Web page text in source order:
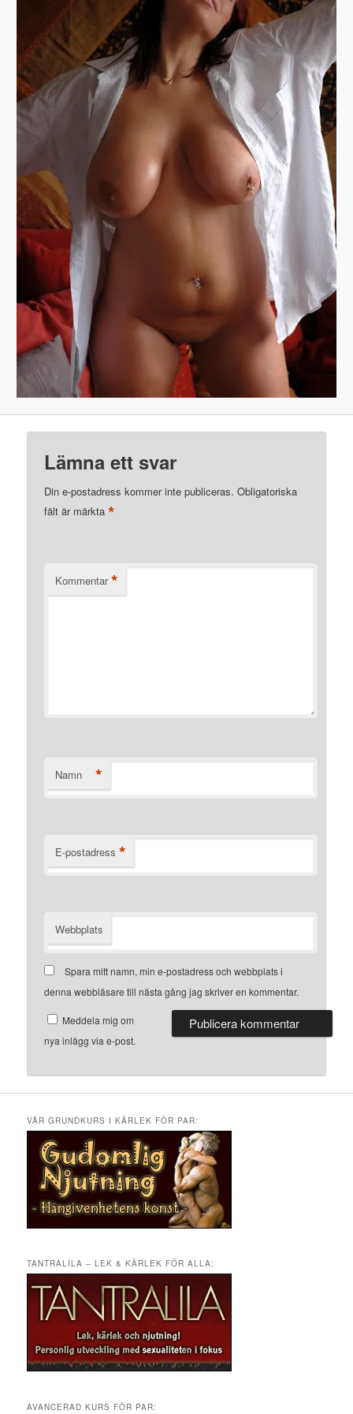
Lämna ett svar
Din e-postadress kommer inte publiceras. Obligatoriska
fält är märkta*
Kommentar *
Namn *
E-postadress *
Webbplats
Spara mitt namn, min e-postadress och webbplats i
denna webbläsare till nästa gång jag skriver en kommentar.
Meddela mig om
nya inlägg via e-post.
VÅR GRUNDKURS I KÄRLEK FÖR PAR:
TANTRALILA – LEK & KÄRLEK FÖR ALLA:
AVANCERAD KURS FÖR PAR: